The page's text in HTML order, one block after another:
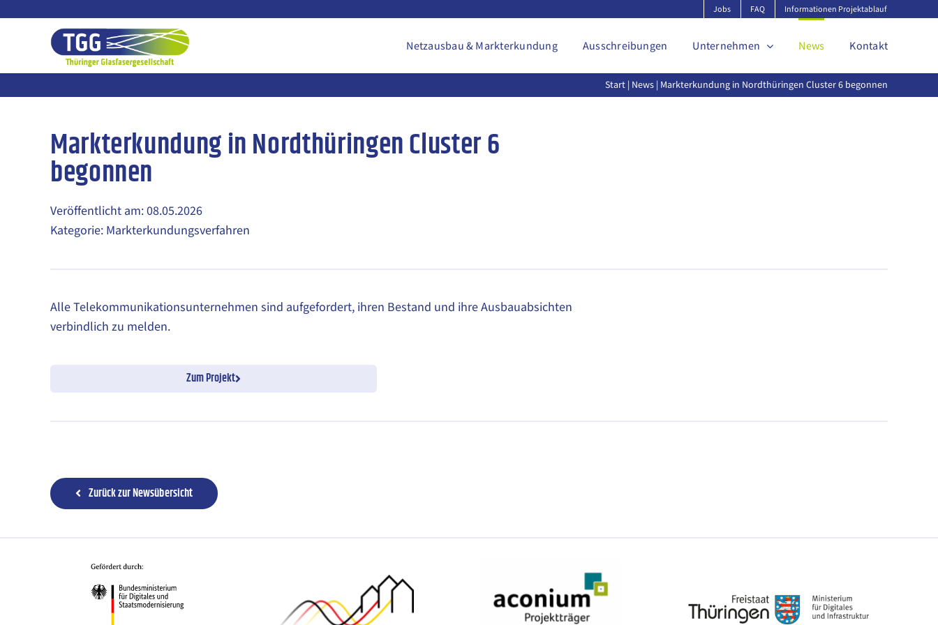
Jobs FAQ Informationen Projektablauf
Netzausbau & Markterkundung Ausschreibungen Unternehmen News Kontakt
Start | News | Markterkundung in Nordthüringen Cluster 6 begonnen
Markterkundung in Nordthüringen Cluster 6
begonnen
Veröffentlicht am: 08.05.2026
Kategorie: Markterkundungsverfahren
Alle Telekommunikationsunternehmen sind aufgefordert, ihren Bestand und ihre Ausbauabsichten
verbindlich zu melden.
Zum Projekt
Zurück zur Newsübersicht